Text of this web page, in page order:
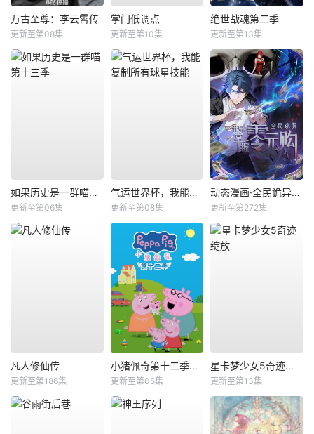
万古至尊：李云霄传
更新至第08集
掌门低调点
更新至第10集
绝世战魂第二季
更新至第13集
如果历史是一群喵第十三季
更新至第06集
气运世界杯，我能复制所有球星技能
更新至第08集
动态漫画·全民诡异：开局掌握零元购
更新至第272集
凡人修仙传
更新至第186集
小猪佩奇第十二季国语
更新至第05集
星卡梦少女5奇迹绽放
更新至第13集